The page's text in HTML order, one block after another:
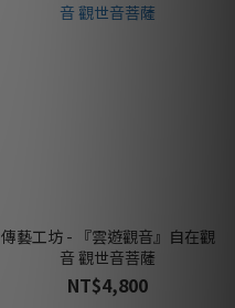
傳藝工坊 - 『雲遊觀音』自在觀
音 觀世音菩薩
NT$4,800